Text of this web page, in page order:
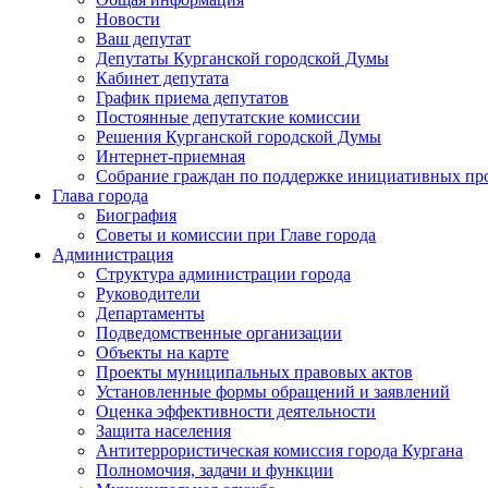
Новости
Ваш депутат
Депутаты Курганской городской Думы
Кабинет депутата
График приема депутатов
Постоянные депутатские комиссии
Решения Курганской городской Думы
Интернет-приемная
Собрание граждан по поддержке инициативных
Глава города
Биография
Советы и комиссии при Главе города
Администрация
Структура администрации города
Руководители
Департаменты
Подведомственные организации
Объекты на карте
Проекты муниципальных правовых актов
Установленные формы обращений и заявлений
Оценка эффективности деятельности
Защита населения
Антитеррористическая комиссия города Кургана
Полномочия, задачи и функции